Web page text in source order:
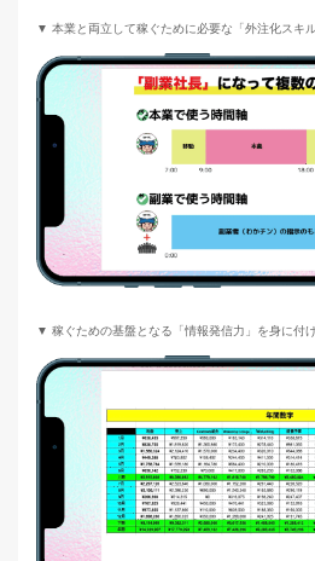
▼ 本業と両立して稼ぐために必要な「外注化スキ
▼ 稼ぐための基盤となる「情報発信力」を身に付